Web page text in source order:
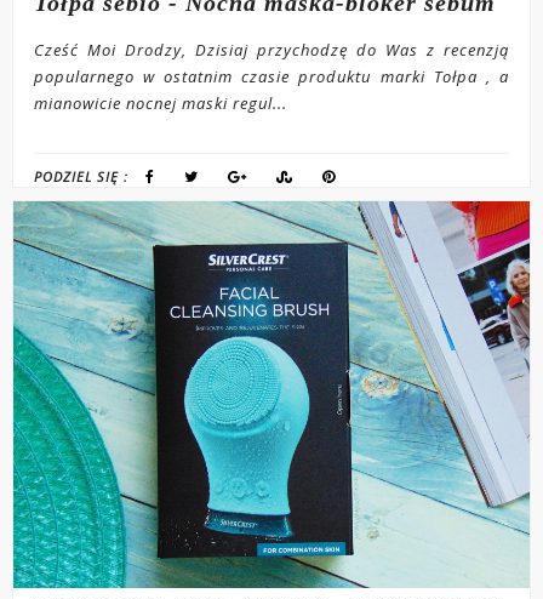
Cześć Moi Drodzy, Dzisiaj przychodzę do Was z recenzją
popularnego w ostatnim czasie produktu marki Tołpa , a
mianowicie nocnej maski regul...
PODZIEL SIĘ :